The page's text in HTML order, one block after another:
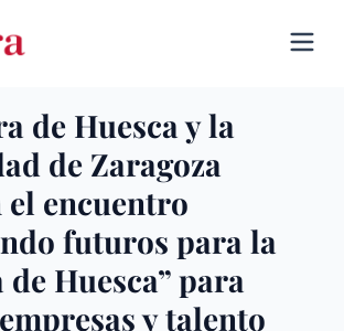
de Huesca y la
de Zaragoza
encuentro
futuros para la
Huesca” para
y talento